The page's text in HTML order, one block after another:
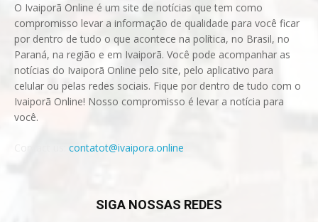
O Ivaiporã Online é um site de notícias que tem como
compromisso levar a informação de qualidade para você ficar
por dentro de tudo o que acontece na política, no Brasil, no
Paraná, na região e em Ivaiporã. Você pode acompanhar as
notícias do Ivaiporã Online pelo site, pelo aplicativo para
celular ou pelas redes sociais. Fique por dentro de tudo com o
Ivaiporã Online! Nosso compromisso é levar a notícia para
você.
contatot@ivaipora.online
SIGA NOSSAS REDES